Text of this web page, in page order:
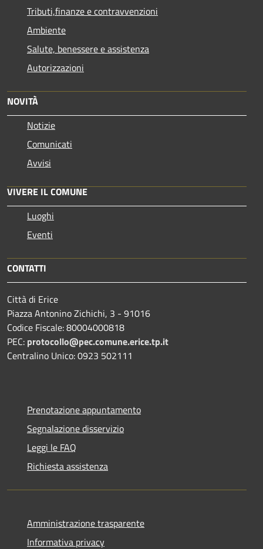
Tributi,finanze e contravvenzioni
Ambiente
Salute, benessere e assistenza
Autorizzazioni
NOVITÀ
Notizie
Comunicati
Avvisi
VIVERE IL COMUNE
Luoghi
Eventi
CONTATTI
Città di Erice
Piazza Antonino Zichichi, 3 - 91016
Codice Fiscale: 80004000818
PEC: protocollo@pec.comune.erice.tp.it
Centralino Unico: 0923 502111
Prenotazione appuntamento
Segnalazione disservizio
Leggi le FAQ
Richiesta assistenza
Amministrazione trasparente
Informativa privacy